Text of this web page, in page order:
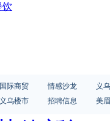
饮
国际商贸 情感沙龙
义
义乌楼市 招聘信息 美